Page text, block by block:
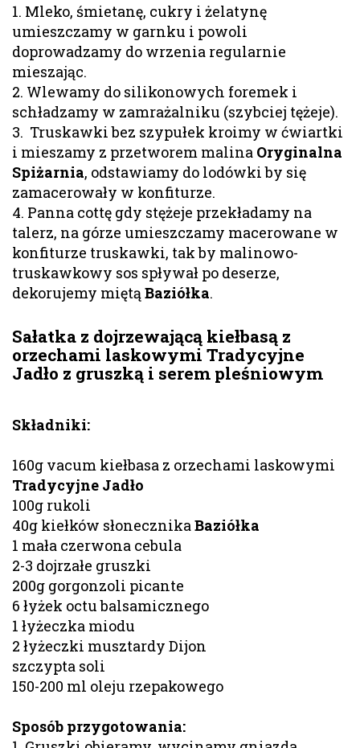
1. Mleko, śmietanę, cukry i żelatynę
umieszczamy w garnku i powoli
doprowadzamy do wrzenia regularnie
mieszając.
2. Wlewamy do silikonowych foremek i
schładzamy w zamrażalniku (szybciej tężeje).
3. Truskawki bez szypułek kroimy w ćwiartki
i mieszamy z przetworem malina Oryginalna
Spiżarnia, odstawiamy do lodówki by się
zamacerowały w konfiturze.
4. Panna cottę gdy stężeje przekładamy na
talerz, na górze umieszczamy macerowane w
konfiturze truskawki, tak by malinowo-
truskawkowy sos spływał po deserze,
dekorujemy miętąBaziółka.
Sałatka z dojrzewającą kiełbasą z
orzechami laskowymi Tradycyjne
Jadło z gruszką i serem pleśniowym
Składniki:
160g vacum kiełbasa z orzechami laskowymi
Tradycyjne Jadło
100g rukoli
40g kiełków słonecznikaBaziółka
1 mała czerwona cebula
2-3 dojrzałe gruszki
200g gorgonzoli picante
6 łyżek octu balsamicznego
1 łyżeczka miodu
2 łyżeczki musztardy Dijon
szczypta soli
150-200 ml oleju rzepakowego
Sposób przygotowania: